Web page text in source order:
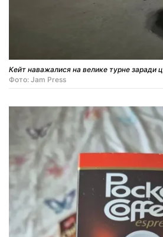
Кейт наважалися на велике турне заради
Фото: Jam Press